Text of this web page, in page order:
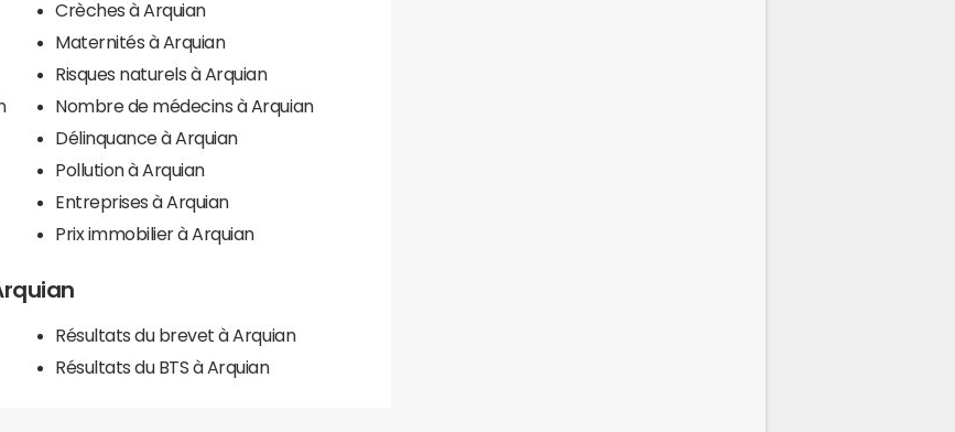
Crèches à Arquian
Maternités à Arquian
Risques naturels à Arquian
Nombre de médecins à Arquian
Délinquance à Arquian
Pollution à Arquian
Entreprises à Arquian
Prix immobilier à Arquian
Résultats du brevet à Arquian
Résultats du BTS à Arquian